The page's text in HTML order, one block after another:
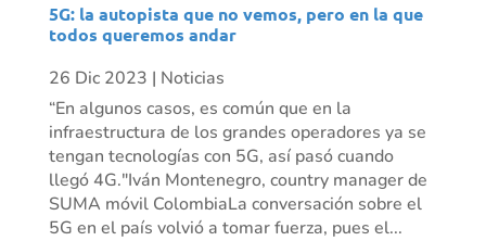
5G: la autopista que no vemos, pero en la que
todos queremos andar
26 Dic 2023 | Noticias
“En algunos casos, es común que en la
infraestructura de los grandes operadores ya se
tengan tecnologías con 5G, así pasó cuando
llegó 4G."Iván Montenegro, country manager de
SUMA móvil ColombiaLa conversación sobre el
5G en el país volvió a tomar fuerza, pues el...